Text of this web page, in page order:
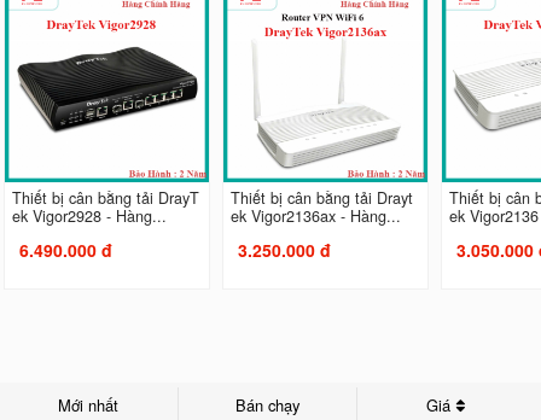
Thiết bị cân bằng tải DrayT
ek Vigor2928 - Hàng...
6.490.000 đ
Thiết bị cân bằng tải Drayt
ek Vigor2136ax - Hàng...
3.250.000 đ
Thiết bị cân
ek
3.050.000
Mới nhất Bán chạy Giá